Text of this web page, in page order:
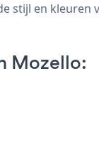
stijl en
Mozello: